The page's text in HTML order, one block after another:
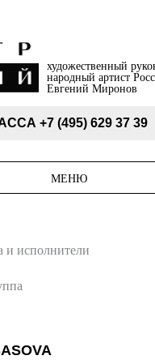
художественный
народный артист
Евгений Миронов
+7 (495) 629 37 39
МЕНЮ
и исполнители